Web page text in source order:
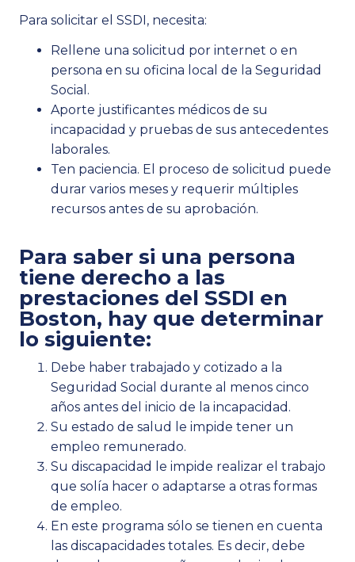
Para solicitar el SSDI, necesita:
Rellene una solicitud por internet o en
persona en su oficina local de la Seguridad
Social.
Aporte justificantes médicos de su
incapacidad y pruebas de sus antecedentes
laborales.
Ten paciencia. El proceso de solicitud puede
durar varios meses y requerir múltiples
recursos antes de su aprobación.
Para saber si una persona
tiene derecho a las
prestaciones del SSDI en
Boston, hay que determinar
lo siguiente:
Debe haber trabajado y cotizado a la
Seguridad Social durante al menos cinco
años antes del inicio de la incapacidad.
Su estado de salud le impide tener un
empleo remunerado.
Su discapacidad le impide realizar el trabajo
que solía hacer o adaptarse a otras formas
de empleo.
En este programa sólo se tienen en cuenta
las discapacidades totales. Es decir, debe